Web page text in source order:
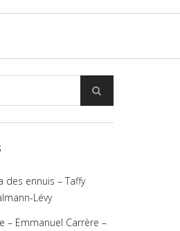
des ennuis – Taffy
Lévy
– Emmanuel Carrère –